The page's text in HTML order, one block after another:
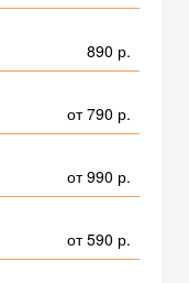
890 р.
от 790 р.
от 990 р.
от 590 р.